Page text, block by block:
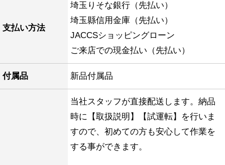
支払い方法
埼玉りそな銀行（先払い）
埼玉縣信用金庫（先払い）
JACCSショッピングローン
ご来店での現金払い（先払い）
付属品 新品付属品
当社スタッフが直接配送します。納品
時に【取扱説明】【試運転】を行いま
すので、初めての方も安心して作業を
する事ができます。